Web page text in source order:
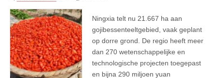
Ningxia telt nu 21.667 ha aan
gojibessenteeltgebied, vaak geplant
op dorre grond. De regio heeft meer
dan 270 wetenschappelijke en
technologische projecten toegepast
en bijna 290 miljoen yuan